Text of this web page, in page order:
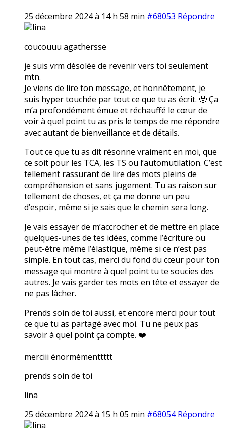
25 décembre 2024 à 14 h 58 min #68053 Répondre
lina
coucouuu agathersse
je suis vrm désolée de revenir vers toi seulement
mtn.
Je viens de lire ton message, et honnêtement, je
suis hyper touchée par tout ce que tu as écrit. 🥹 Ça
m’a profondément émue et réchauffé le cœur de
voir à quel point tu as pris le temps de me répondre
avec autant de bienveillance et de détails.
Tout ce que tu as dit résonne vraiment en moi, que
ce soit pour les TCA, les TS ou l’automutilation. C’est
tellement rassurant de lire des mots pleins de
compréhension et sans jugement. Tu as raison sur
tellement de choses, et ça me donne un peu
d’espoir, même si je sais que le chemin sera long.
Je vais essayer de m’accrocher et de mettre en place
quelques-unes de tes idées, comme l’écriture ou
peut-être même l’élastique, même si ce n’est pas
simple. En tout cas, merci du fond du cœur pour ton
message qui montre à quel point tu te soucies des
autres. Je vais garder tes mots en tête et essayer de
ne pas lâcher.
Prends soin de toi aussi, et encore merci pour tout
ce que tu as partagé avec moi. Tu ne peux pas
savoir à quel point ça compte. ❤️
merciii énormémenttttt
prends soin de toi
lina
25 décembre 2024 à 15 h 05 min #68054 Répondre
lina